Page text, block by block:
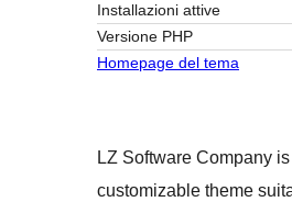
Installazioni attive
Versione PHP
Homepage del tema
LZ Software Company
customizable theme